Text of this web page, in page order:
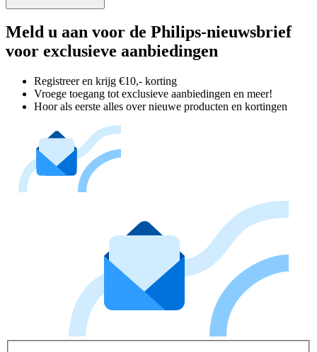
Meld u aan voor de Philips-nieuwsbrief
voor exclusieve aanbiedingen
Registreer en krijg €10,- korting
Vroege toegang tot exclusieve aanbiedingen en meer!
Hoor als eerste alles over nieuwe producten en kortingen